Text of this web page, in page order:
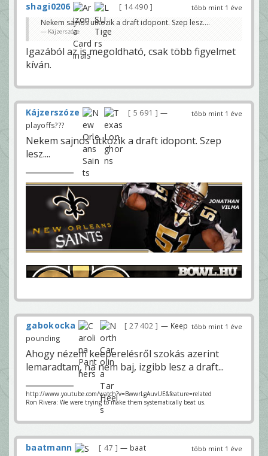
több mint 1 éve
shagi0206
14 490
Nekem sajnos utkozik a draft idopont. Szep lesz....
Kájzerszóze
Igazából az is megoldható, csak több figyelmet
kíván.
több mint 1 éve
Kájzerszóze 5 691
—
playoffs???
Nekem sajnos utkozik a draft idopont. Szep
lesz....
több mint 1 éve
gabokocka 27 402
— Keep
pounding
Ahogy nézem keeperelésről szokás azerint
lemaradtam, na nem baj, izgibb lesz a draft...
http://www.youtube.com/watch?v=BwwrLgAuvUE&feature=related
Ron Rivera: We were trying to make them systematically beat us.
több mint 1 éve
baatmann 47 — baat